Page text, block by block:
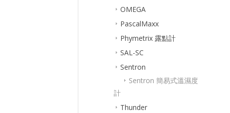
OMEGA
PascalMaxx
Phymetrix 露點計
SAL-SC
Sentron
Sentron 簡易式溫濕度
計
Thunder